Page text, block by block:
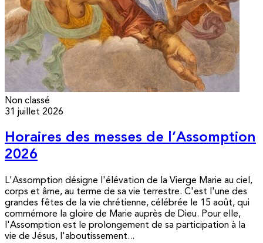
Non classé
31 juillet 2026
Horaires des messes de l’Assomption
2026
L'Assomption désigne l'élévation de la Vierge Marie au ciel,
corps et âme, au terme de sa vie terrestre. C'est l'une des
grandes fêtes de la vie chrétienne, célébrée le 15 août, qui
commémore la gloire de Marie auprès de Dieu. Pour elle,
l'Assomption est le prolongement de sa participation à la
vie de Jésus, l'aboutissement...